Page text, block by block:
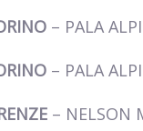
– PALA
– PALA
– NELSON